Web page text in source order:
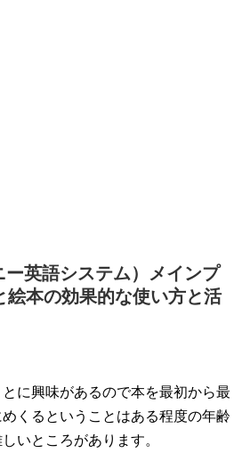
ー英語システム）メインプ
絵本の効果的な使い方と活
に興味があるので本を最初から最
くるということはある程度の年齢
いところがあります。